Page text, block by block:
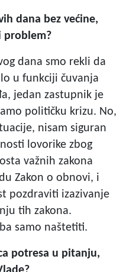
dana bez većine,
problem?
dana smo rekli da
u funkciji čuvanja
jedan zastupnik je
političku krizu. No,
nisam siguran
lovorike zbog
važnih zakona
Zakon o obnovi, i
pozdraviti izazivanje
tih zakona.
samo naštetiti.
potresa u pitanju,